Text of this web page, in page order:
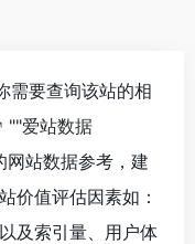
需要查询该站的相
""爱站数据
网站数据参考，建
价值评估因素如：
及索引量、用户体